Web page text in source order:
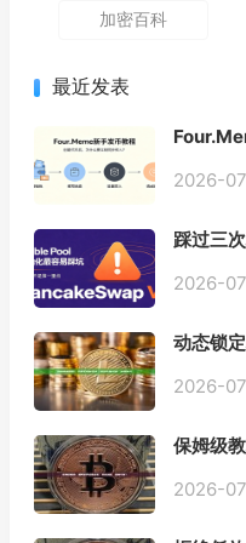
加密百科
最近发表
动踩坑
2026-
踩过三
Pool 最
2026-
动态锁
2026-
保姆级
2026-